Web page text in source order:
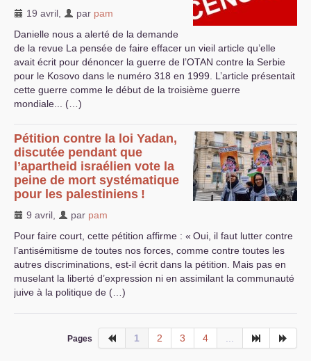
19 avril par pam
Danielle nous a alerté de la demande
de la revue La pensée de faire effacer un vieil article qu’elle
avait écrit pour dénoncer la guerre de l’OTAN contre la Serbie
pour le Kosovo dans le numéro 318 en 1999. L’article présentait
cette guerre comme le début de la troisième guerre
mondiale... (…)
Pétition contre la loi Yadan,
discutée pendant que
l’apartheid israélien vote la
peine de mort systématique
pour les palestiniens !
9 avril par pam
Pour faire court, cette pétition affirme : « Oui, il faut lutter contre
l’antisémitisme de toutes nos forces, comme contre toutes les
autres discriminations, est-il écrit dans la pétition. Mais pas en
muselant la liberté d’expression ni en assimilant la communauté
juive à la politique de (…)
Pages 1 2 3 4